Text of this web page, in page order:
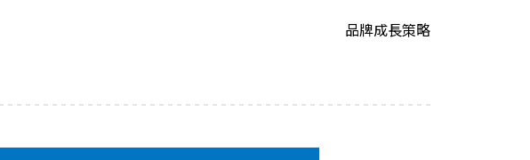
品牌成長策略